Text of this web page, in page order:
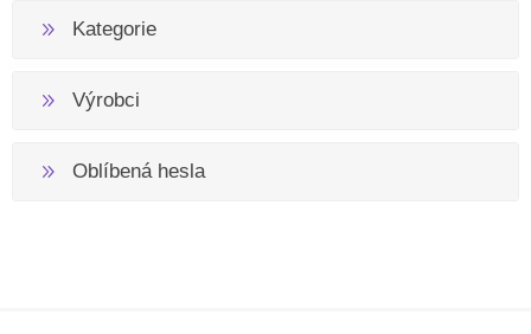
Kategorie
Výrobci
Oblíbená hesla